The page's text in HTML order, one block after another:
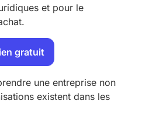
et pour le
gratuit
une entreprise non
existent dans les